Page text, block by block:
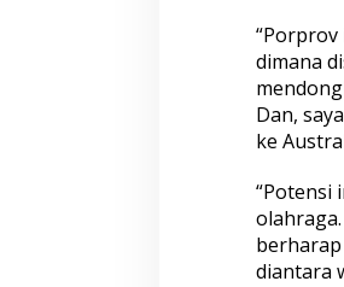
dimana
Dan,
ke
“Potensi
diantara